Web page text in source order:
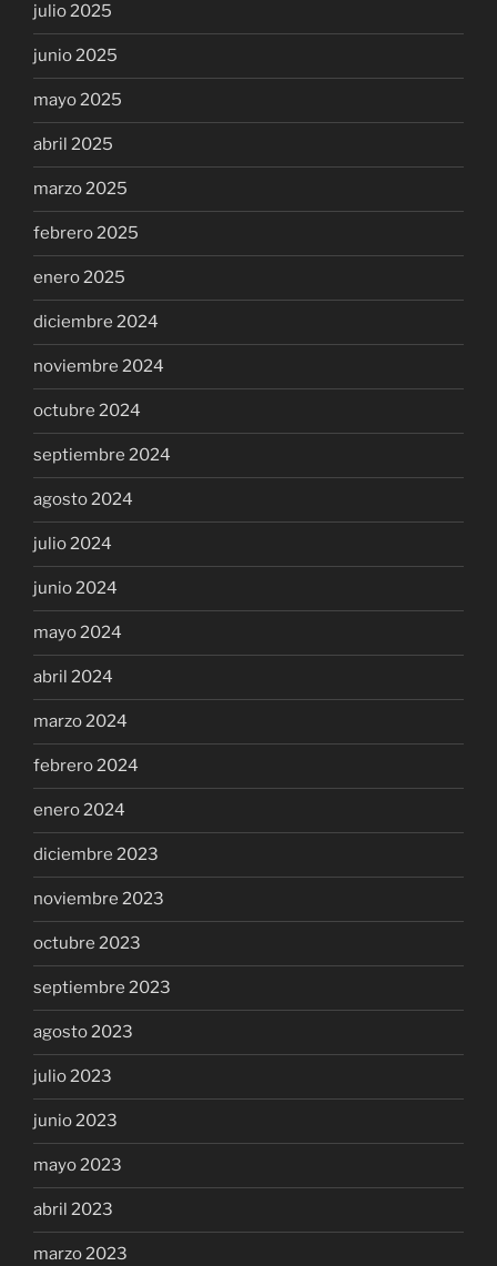
julio 2025
junio 2025
mayo 2025
abril 2025
marzo 2025
febrero 2025
enero 2025
diciembre 2024
noviembre 2024
octubre 2024
septiembre 2024
agosto 2024
julio 2024
junio 2024
mayo 2024
abril 2024
marzo 2024
febrero 2024
enero 2024
diciembre 2023
noviembre 2023
octubre 2023
septiembre 2023
agosto 2023
julio 2023
junio 2023
mayo 2023
abril 2023
marzo 2023